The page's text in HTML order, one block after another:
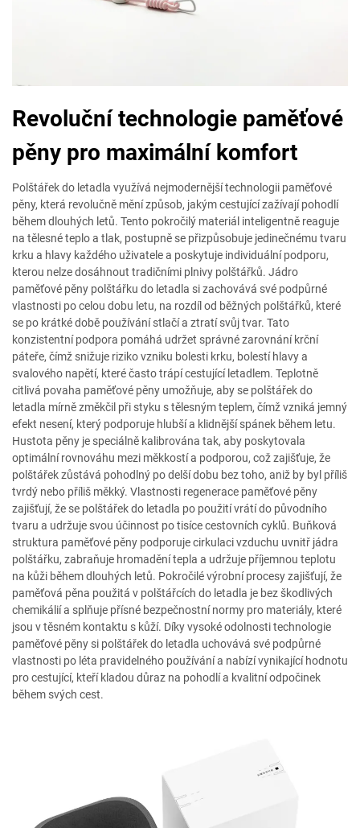
Revoluční technologie paměťové
pěny pro maximální komfort
Polštářek do letadla využívá nejmodernější technologii paměťové
pěny, která revolučně mění způsob, jakým cestující zažívají pohodlí
během dlouhých letů. Tento pokročilý materiál inteligentně reaguje
na tělesné teplo a tlak, postupně se přizpůsobuje jedinečnému tvaru
krku a hlavy každého uživatele a poskytuje individuální podporu,
kterou nelze dosáhnout tradičními plnivy polštářků. Jádro
paměťové pěny polštářku do letadla si zachovává své podpůrné
vlastnosti po celou dobu letu, na rozdíl od běžných polštářků, které
se po krátké době používání stlačí a ztratí svůj tvar. Tato
konzistentní podpora pomáhá udržet správné zarovnání krční
páteře, čímž snižuje riziko vzniku bolesti krku, bolestí hlavy a
svalového napětí, které často trápí cestující letadlem. Teplotně
citlivá povaha paměťové pěny umožňuje, aby se polštářek do
letadla mírně změkčil při styku s tělesným teplem, čímž vzniká jemný
efekt nesení, který podporuje hlubší a klidnější spánek během letu.
Hustota pěny je speciálně kalibrována tak, aby poskytovala
optimální rovnováhu mezi měkkostí a podporou, což zajišťuje, že
polštářek zůstává pohodlný po delší dobu bez toho, aniž by byl příliš
tvrdý nebo příliš měkký. Vlastnosti regenerace paměťové pěny
zajišťují, že se polštářek do letadla po použití vrátí do původního
tvaru a udržuje svou účinnost po tisíce cestovních cyklů. Buňková
struktura paměťové pěny podporuje cirkulaci vzduchu uvnitř jádra
polštářku, zabraňuje hromadění tepla a udržuje příjemnou teplotu
na kůži během dlouhých letů. Pokročilé výrobní procesy zajišťují, že
paměťová pěna použitá v polštářcích do letadla je bez škodlivých
chemikálií a splňuje přísné bezpečnostní normy pro materiály, které
jsou v těsném kontaktu s kůží. Díky vysoké odolnosti technologie
paměťové pěny si polštářek do letadla uchovává své podpůrné
vlastnosti po léta pravidelného používání a nabízí vynikající hodnotu
pro cestující, kteří kladou důraz na pohodlí a kvalitní odpočinek
během svých cest.